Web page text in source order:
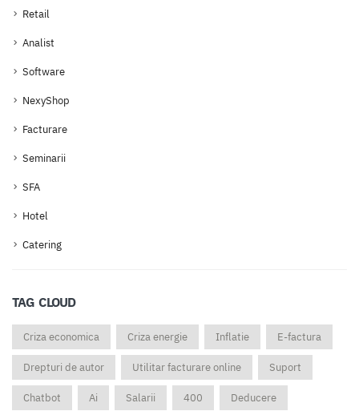
Retail
Analist
Software
NexyShop
Facturare
Seminarii
SFA
Hotel
Catering
TAG CLOUD
Criza economica Criza energie Inflatie E-factura
Drepturi de autor Utilitar facturare online Suport
Chatbot Ai Salarii 400 Deducere